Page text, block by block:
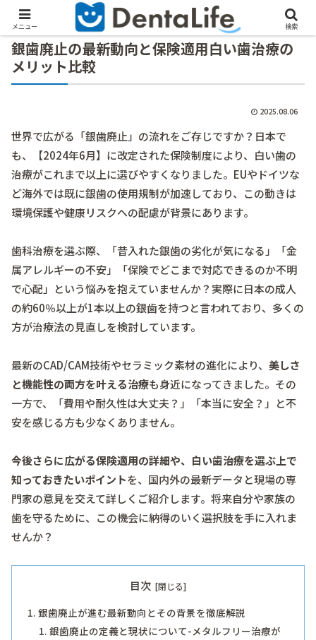
銀歯廃止の最新動向と保険適用白い歯治療の
メリット比較
2025.08.06
世界で広がる「銀歯廃止」の流れをご存じですか？日本で
も、【2024年6月】に改定された保険制度により、白い歯の
治療がこれまで以上に選びやすくなりました。EUやドイツな
ど海外では既に銀歯の使用規制が加速しており、この動きは
環境保護や健康リスクへの配慮が背景にあります。
歯科治療を選ぶ際、「昔入れた銀歯の劣化が気になる」「金
属アレルギーの不安」「保険でどこまで対応できるのか不明
で心配」という悩みを抱えていませんか？実際に日本の成人
の約60％以上が1本以上の銀歯を持つと言われており、多くの
方が治療法の見直しを検討しています。
最新のCAD/CAM技術やセラミック素材の進化により、 美しさ
と機能性の両方を叶える治療も身近になってきました。その
一方で、「費用や耐久性は大丈夫？」「本当に安全？」と不
安を感じる方も少なくありません。
今後さらに広がる保険適用の詳細や、白い歯治療を選ぶ上で
知っておきたいポイントを、国内外の最新データと現場の専
門家の意見を交えて詳しくご紹介します。将来自分や家族の
歯を守るために、この機会に納得のいく選択肢を手に入れま
せんか？
目次
銀歯廃止が進む最新動向とその背景を徹底解説
銀歯廃止の定義と現状について-メタルフリー治療が
メニュー 検索